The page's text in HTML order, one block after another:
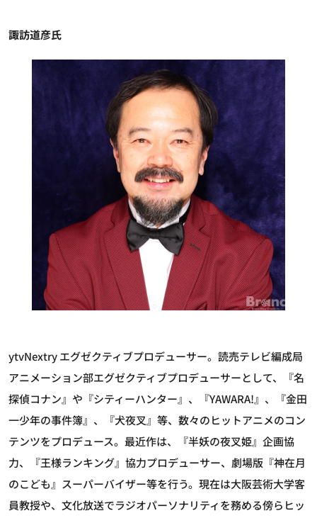
諏訪道彦氏
ytvNextry エグゼクティブプロデューサー。読売テレビ編成局
アニメーション部エグゼクティブプロデューサーとして、『名
探偵コナン』や『シティーハンター』、『YAWARA!』、『金田
一少年の事件簿』、『犬夜叉』等、数々のヒットアニメのコン
テンツをプロデュース。最近作は、『半妖の夜叉姫』企画協
力、『王様ランキング』協力プロデューサー、劇場版『神在月
のこども』スーパーバイザー等を行う。現在は大阪芸術大学客
員教授や、文化放送でラジオパーソナリティを務める傍らヒッ